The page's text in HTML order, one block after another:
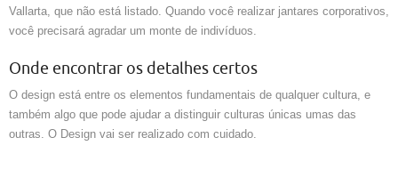
Vallarta, que não está listado. Quando você realizar jantares corporativos,
você precisará agradar um monte de indivíduos.
Onde encontrar os detalhes certos
O design está entre os elementos fundamentais de qualquer cultura, e
também algo que pode ajudar a distinguir culturas únicas umas das
outras. O Design vai ser realizado com cuidado.